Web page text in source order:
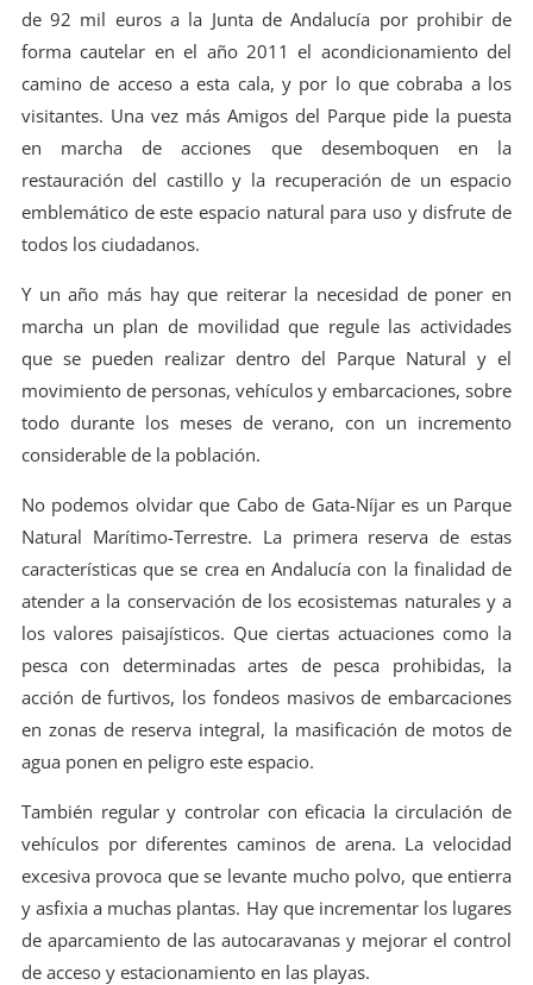
de 92 mil euros a la Junta de Andalucía por prohibir de
forma cautelar en el año 2011 el acondicionamiento del
camino de acceso a esta cala, y por lo que cobraba a los
visitantes. Una vez más Amigos del Parque pide la puesta
en marcha de acciones que desemboquen en la
restauración del castillo y la recuperación de un espacio
emblemático de este espacio natural para uso y disfrute de
todos los ciudadanos.
Y un año más hay que reiterar la necesidad de poner en
marcha un plan de movilidad que regule las actividades
que se pueden realizar dentro del Parque Natural y el
movimiento de personas, vehículos y embarcaciones, sobre
todo durante los meses de verano, con un incremento
considerable de la población.
No podemos olvidar que Cabo de Gata-Níjar es un Parque
Natural Marítimo-Terrestre. La primera reserva de estas
características que se crea en Andalucía con la finalidad de
atender a la conservación de los ecosistemas naturales y a
los valores paisajísticos. Que ciertas actuaciones como la
pesca con determinadas artes de pesca prohibidas, la
acción de furtivos, los fondeos masivos de embarcaciones
en zonas de reserva integral, la masificación de motos de
agua ponen en peligro este espacio.
También regular y controlar con eficacia la circulación de
vehículos por diferentes caminos de arena. La velocidad
excesiva provoca que se levante mucho polvo, que entierra
y asfixia a muchas plantas. Hay que incrementar los lugares
de aparcamiento de las autocaravanas y mejorar el control
de acceso y estacionamiento en las playas.